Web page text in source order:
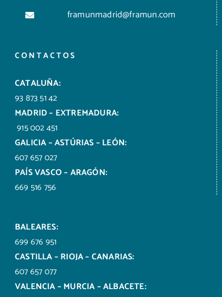
framunmadrid@framun.com
CONTACTOS
CATALUÑA:
93 873 51 42
MADRID – EXTREMADURA:
915 002 451
GALICIA – ASTÚRIAS – LEÓN:
607 657 027
PAÍS VASCO – ARAGÓN:
669 516 756
BALEARES:
699 676 951
CASTILLA – RIOJA – CANARIAS:
607 657 077
VALENCIA – MURCIA – ALBACETE: